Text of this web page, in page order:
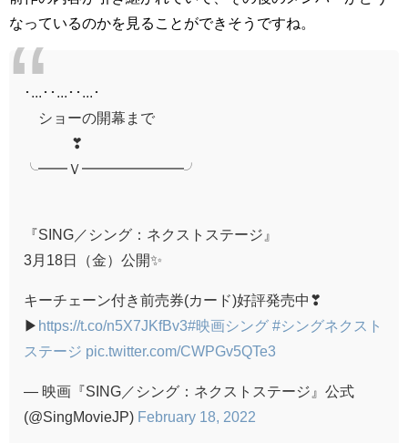
なっているのかを見ることができそうですね。
･...･･...･･...･
ショーの開幕まで
❣
╰━━Ｖ━━━━━━━╯
『SING／シング：ネクストステージ』
3月18日（金）公開✨
キーチェーン付き前売券(カード)好評発売中❣
▶ https://t.co/n5X7JKfBv3#映画シング #シングネクスト
ステージ pic.twitter.com/CWPGv5QTe3
— 映画『SING／シング：ネクストステージ』公式
(@SingMovieJP) February 18, 2022